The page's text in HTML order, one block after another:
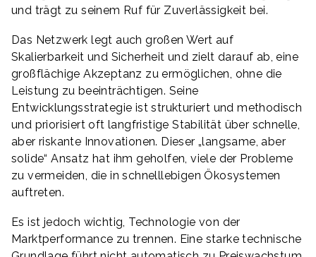
und trägt zu seinem Ruf für Zuverlässigkeit bei.
Das Netzwerk legt auch großen Wert auf
Skalierbarkeit und Sicherheit und zielt darauf ab, eine
großflächige Akzeptanz zu ermöglichen, ohne die
Leistung zu beeinträchtigen. Seine
Entwicklungsstrategie ist strukturiert und methodisch
und priorisiert oft langfristige Stabilität über schnelle,
aber riskante Innovationen. Dieser „langsame, aber
solide“ Ansatz hat ihm geholfen, viele der Probleme
zu vermeiden, die in schnelllebigen Ökosystemen
auftreten.
Es ist jedoch wichtig, Technologie von der
Marktperformance zu trennen. Eine starke technische